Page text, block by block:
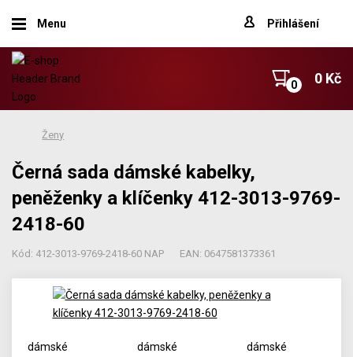
Menu Přihlášení
0 Kč
Ženy
Černá sada dámské kabelky,
peněženky a klíčenky 412-3013-9769-
2418-60
Kód: 412-3013-9769-2418-60 NAP EAN: 0647581373361